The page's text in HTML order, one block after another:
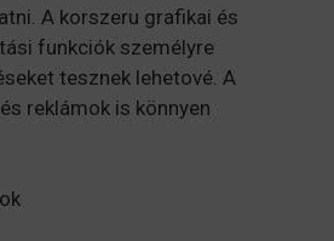
A korszeru grafikai és
funkciók személyre
tesznek lehetové. A
reklámok is könnyen